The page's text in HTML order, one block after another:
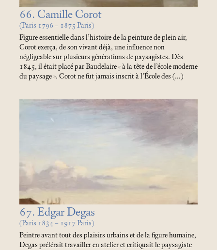
66. Camille Corot
(Paris 1796 – 1875 Paris)
Figure essentielle dans l’histoire de la peinture de plein air,
Corot exerça, de son vivant déjà, une influence non
négligeable sur plusieurs générations de paysagistes. Dès
1845, il était placé par Baudelaire «à la tête de l’école moderne
du paysage». Corot ne fut jamais inscrit à l’École des (…)
67. Edgar Degas
(Paris 1834 – 1917 Paris)
Peintre avant tout des plaisirs urbains et de la figure humaine,
Degas préférait travailler en atelier et critiquait le paysagiste